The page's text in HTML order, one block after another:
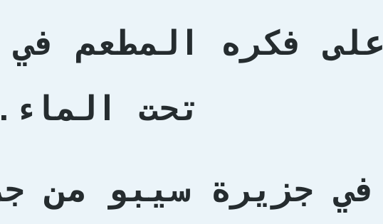
على فكره المطعم
تحت
في جزيرة سيبو من